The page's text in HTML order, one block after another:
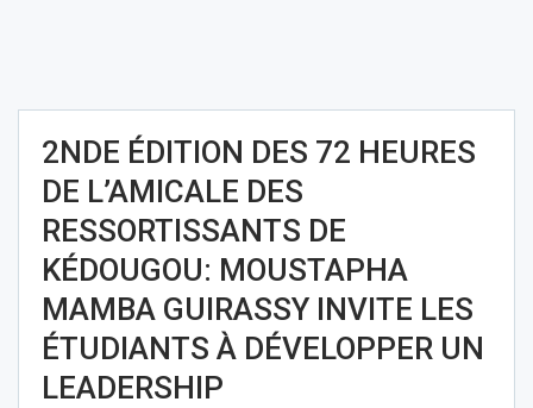
2NDE ÉDITION DES 72 HEURES
DE L’AMICALE DES
RESSORTISSANTS DE
KÉDOUGOU: MOUSTAPHA
MAMBA GUIRASSY INVITE LES
ÉTUDIANTS À DÉVELOPPER UN
LEADERSHIP